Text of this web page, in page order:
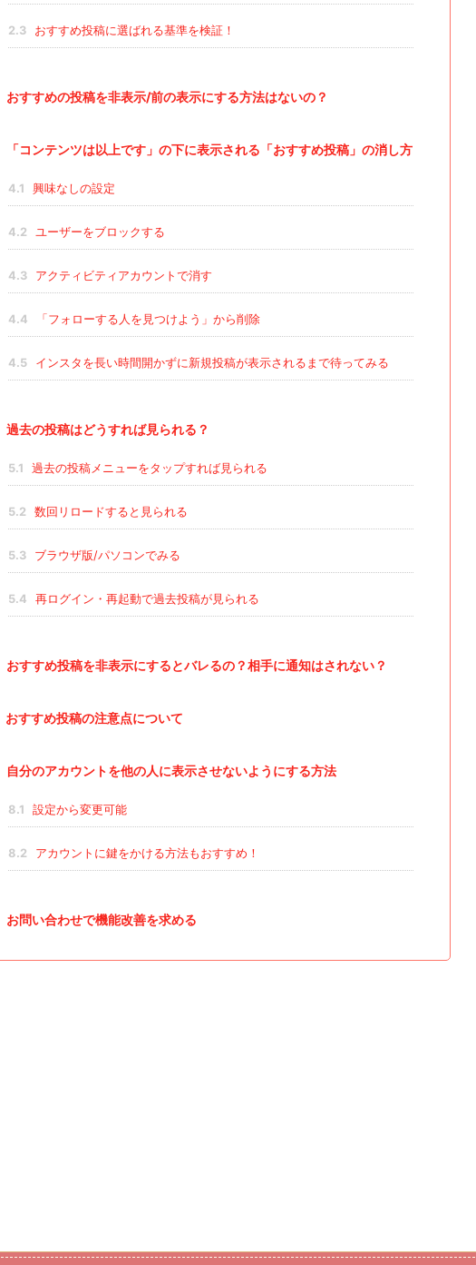
2.3 おすすめ投稿に選ばれる基準を検証！
おすすめの投稿を非表示/前の表示にする方法はないの？
「コンテンツは以上です」の下に表示される「おすすめ投稿」の消し方
4.1 興味なしの設定
4.2 ユーザーをブロックする
4.3 アクティビティアカウントで消す
4.4 「フォローする人を見つけよう」から削除
4.5 インスタを長い時間開かずに新規投稿が表示されるまで待ってみる
過去の投稿はどうすれば見られる？
5.1 過去の投稿メニューをタップすれば見られる
5.2 数回リロードすると見られる
5.3 ブラウザ版/パソコンでみる
5.4 再ログイン・再起動で過去投稿が見られる
おすすめ投稿を非表示にするとバレるの？相手に通知はされない？
おすすめ投稿の注意点について
自分のアカウントを他の人に表示させないようにする方法
8.1 設定から変更可能
8.2 アカウントに鍵をかける方法もおすすめ！
お問い合わせで機能改善を求める